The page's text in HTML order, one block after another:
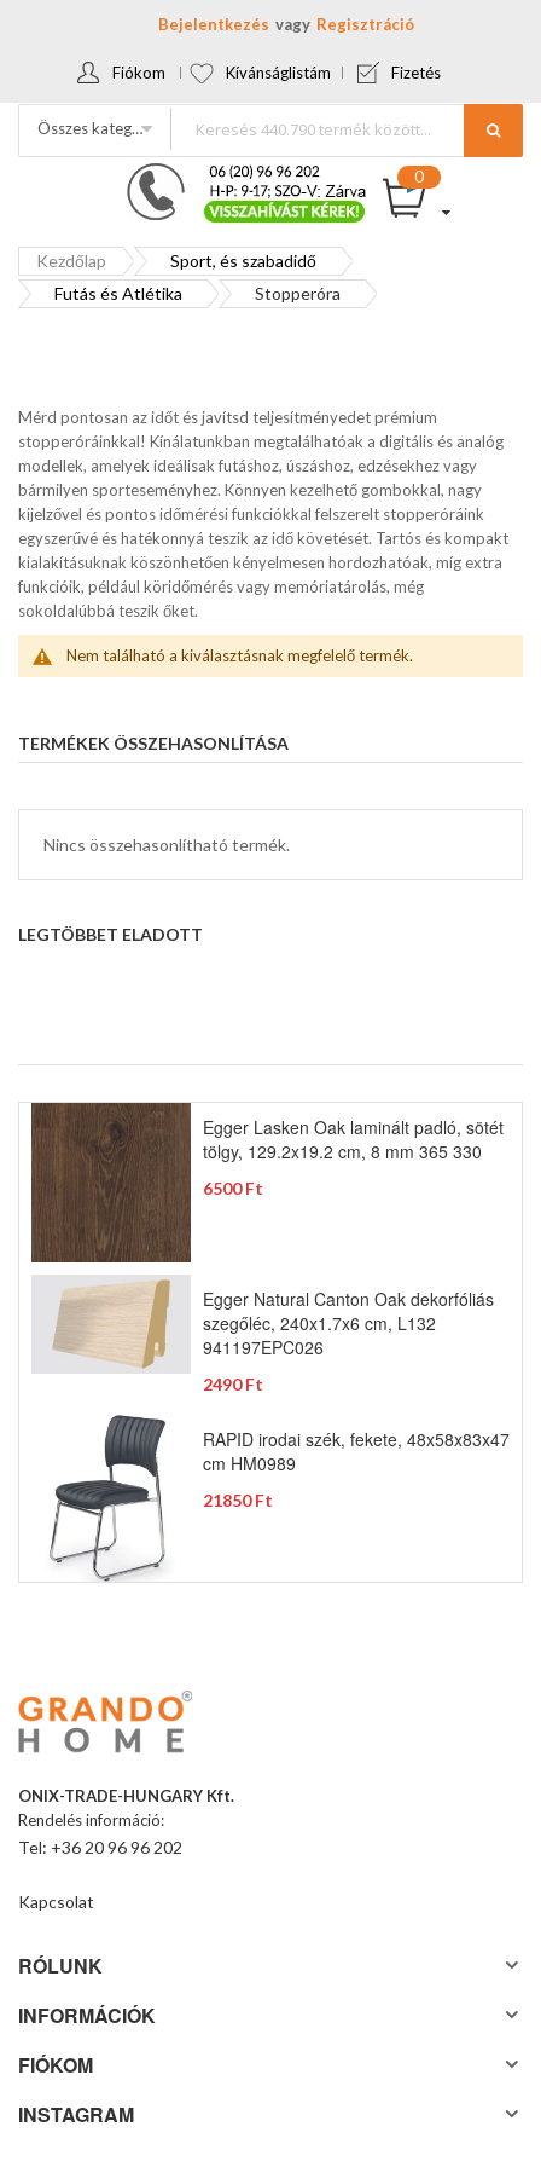
Bejelentkezés Regisztráció
Fiókom Kívánságlistám Fizetés
Összes kategória
Kezdőlap
Sport, és szabadidő
Futás és Atlétika
Stopperóra
Mérd pontosan az időt és javítsd teljesítményedet prémium
stopperóráinkkal! Kínálatunkban megtalálhatóak a digitális és analóg
modellek, amelyek ideálisak futáshoz, úszáshoz, edzésekhez vagy
bármilyen sporteseményhez. Könnyen kezelhető gombokkal, nagy
kijelzővel és pontos időmérési funkciókkal felszerelt stopperóráink
egyszerűvé és hatékonnyá teszik az idő követését. Tartós és kompakt
kialakításuknak köszönhetően kényelmesen hordozhatóak, míg extra
funkcióik, például köridőmérés vagy memóriatárolás, még
sokoldalúbbá teszik őket.
Nem található a kiválasztásnak megfelelő termék.
TERMÉKEK ÖSSZEHASONLÍTÁSA
Nincs összehasonlítható termék.
LEGTÖBBET ELADOTT
Egger Lasken Oak laminált padló, sötét
tölgy, 129.2x19.2 cm, 8 mm 365 330
6500 Ft
Egger Natural Canton Oak dekorfóliás
szegőléc, 240x1.7x6 cm, L132
941197EPC026
2490 Ft
RAPID irodai szék, fekete, 48x58x83x47
cm HM0989
21850 Ft
ONIX-TRADE-HUNGARY Kft.
Rendelés információ:
Tel: +36 20 96 96 202
Kapcsolat
RÓLUNK
INFORMÁCIÓK
FIÓKOM
INSTAGRAM